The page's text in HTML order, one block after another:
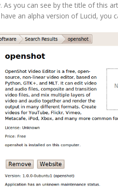
you can see by the title of this
an alpha version of Lucid, you